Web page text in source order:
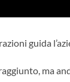
guida
ma